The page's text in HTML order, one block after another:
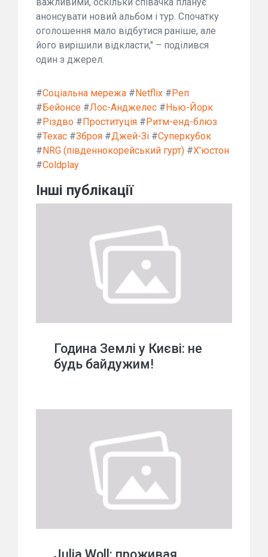
анонсувати новий альбом і тур. Спочатку
оголошення мало відбутися раніше, але
його вирішили відкласти," – поділився
один з джерел.
#Соціальна мережа # Netflix # Реп
# Бейонсе #Лос-Анджелес # Нью-Йорк
# Різдво # Проституція # Ритм-енд-блюз
#Техас #Зброя #Джей-Зі #Суперкубок
# NRG (південнокорейський гурт) #Х'юстон
#Coldplay
Інші публікації
Година Землі у Києві: не
будь байдужим!